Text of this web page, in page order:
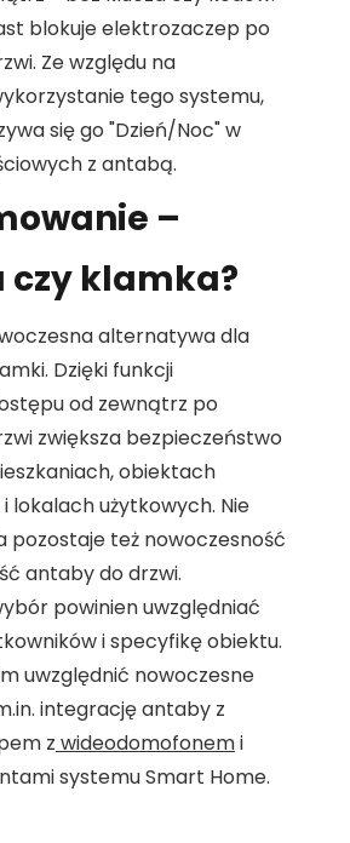
blokuje elektrozaczep po
Ze względu na
tego systemu,
się go "Dzień/Noc" w
z antabą.
–
klamka?
alternatywa dla
Dzięki funkcji
od zewnątrz po
zwiększa bezpieczeństwo
obiektach
lokalach użytkowych. Nie
pozostaje też nowoczesność
antaby do drzwi.
powinien uwzględniać
i specyfikę obiektu.
uwzględnić nowoczesne
integrację antaby z
z wideodomofonemi
systemu Smart Home.